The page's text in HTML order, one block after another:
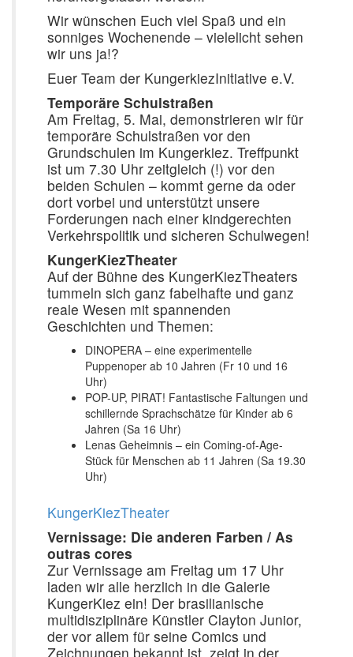
Wir wünschen Euch viel Spaß und ein
sonniges Wochenende – vielelicht sehen
wir uns ja!?
Euer Team der KungerkiezInitiative e.V.
Temporäre Schulstraßen
Am Freitag, 5. Mai, demonstrieren wir für
temporäre Schulstraßen vor den
Grundschulen im Kungerkiez. Treffpunkt
ist um 7.30 Uhr zeitgleich (!) vor den
beiden Schulen – kommt gerne da oder
dort vorbei und unterstützt unsere
Forderungen nach einer kindgerechten
Verkehrspolitik und sicheren Schulwegen!
KungerKiezTheater
Auf der Bühne des KungerKiezTheaters
tummeln sich ganz fabelhafte und ganz
reale Wesen mit spannenden
Geschichten und Themen:
DINOPERA – eine experimentelle
Puppenoper ab 10 Jahren (Fr 10 und 16
Uhr)
POP-UP, PIRAT! Fantastische Faltungen und
schillernde Sprachschätze für Kinder ab 6
Jahren (Sa 16 Uhr)
Lenas Geheimnis – ein Coming-of-Age-
Stück für Menschen ab 11 Jahren (Sa 19.30
Uhr)
KungerKiezTheater
Vernissage: Die anderen Farben / As
outras cores
Zur Vernissage am Freitag um 17 Uhr
laden wir alle herzlich in die Galerie
KungerKiez ein! Der brasilianische
multidisziplinäre Künstler Clayton Junior,
der vor allem für seine Comics und
Zeichnungen bekannt ist, zeigt in der